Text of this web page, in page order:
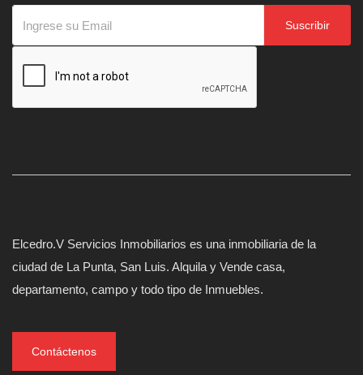
Suscribir
Elcedro.V Servicios Inmobiliarios es una inmobiliaria de la
ciudad de La Punta, San Luis. Alquila y Vende casa,
departamento, campo y todo tipo de Inmuebles.
Contáctenos